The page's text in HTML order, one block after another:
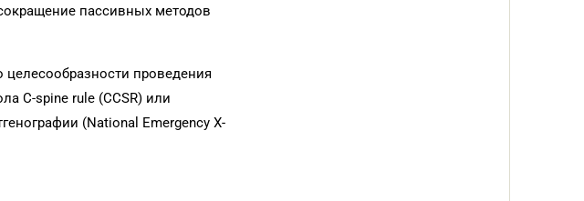
пассивных методов
проведения
C-spine rule (CCSR) или
(National Emergency X-